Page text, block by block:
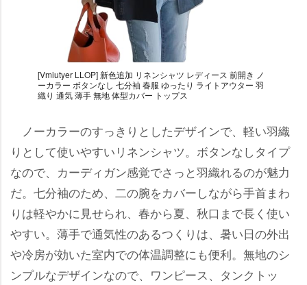
[Vmiutyer LLOP] 新色追加 リネンシャツ レディース 前開き ノ
ーカラー ボタンなし 七分袖 春服 ゆったり ライトアウター 羽
織り 通気 薄手 無地 体型カバー トップス
ノーカラーのすっきりとしたデザインで、軽い羽織
りとして使いやすいリネンシャツ。ボタンなしタイプ
なので、カーディガン感覚でさっと羽織れるのが魅力
だ。七分袖のため、二の腕をカバーしながら手首まわ
りは軽やかに見せられ、春から夏、秋口まで長く使い
すい。薄手で通気性のあるつくりは、暑い日の外出
冷房が効いた室内での体温調整にも便利。無地のシ
ンプルなデザインなので、ワンピース、タンクトッ